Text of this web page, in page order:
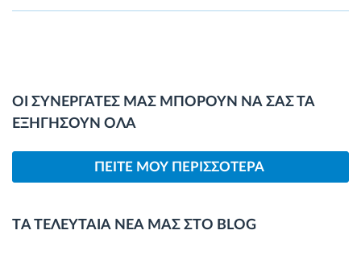
ΟΙ ΣΥΝΕΡΓΑΤΕΣ ΜΑΣ ΜΠΟΡΟΥΝ ΝΑ ΣΑΣ ΤΑ
ΕΞΗΓΗΣΟΥΝ ΟΛΑ
ΠΕΙΤΕ ΜΟΥ ΠΕΡΙΣΣΟΤΕΡΑ
TΑ ΤΕΛΕΥΤΑΙΑ ΝΕΑ ΜΑΣ ΣΤΟ BLOG